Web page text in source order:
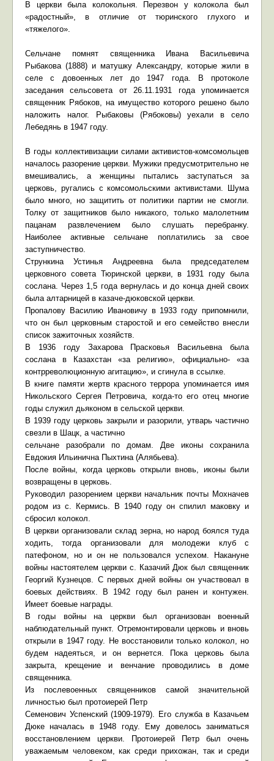
В церкви была колокольня. Перезвон у колокола был
«радостный», в отличие от тюринского глухого и
«тяжелого».
Сельчане помнят священника Ивана Васильевича
Рыбакова (1888) и матушку Александру, которые жили в
селе с довоенных лет до 1947 года. В протоколе
заседания сельсовета от 26.11.1931 года упоминается
священник Рябоков, на имущество которого решено было
наложить налог. Рыбаковы (Рябоковы) уехали в село
Лебедянь в 1947 году.
В годы коллективизации силами активистов-комсомольцев
началось разорение церкви. Мужики предусмотрительно не
вмешивались, а женщины пытались заступаться за
церковь, ругались с комсомольскими активистами. Шума
было много, но защитить от политики партии не смогли.
Толку от защитников было никакого, только малолетним
пацанам развлечением было слушать перебранку.
Наиболее активные сельчане поплатились за свое
заступничество.
Стрункина Устинья Андреевна была председателем
церковного совета Тюринской церкви, в 1931 году была
сослана. Через 1,5 года вернулась и до конца дней своих
была алтарницей в казаче-дюковской церкви.
Пропалову Василию Ивановичу в 1933 году припомнили,
что он был церковным старостой и его семейство внесли
список зажиточных хозяйств.
В 1936 году Захарова Прасковья Васильевна была
сослана в Казахстан «за религию», официально- «за
контрреволюционную агитацию», и сгинула в ссылке.
В книге памяти жертв красного террора упоминается имя
Никольского Сергея Петровича, когда-то его отец многие
годы служил дьяконом в сельской церкви.
В 1939 году церковь закрыли и разорили, утварь частично
свезли в Шацк, а частично
сельчане разобрали по домам. Две иконы сохранила
Евдокия Ильинична Пыхтина (Алябьева).
После войны, когда церковь открыли вновь, иконы были
возвращены в церковь.
Руководил разорением церкви начальник почты Мохначев
родом из с. Кермись. В 1940 году он спилил маковку и
сбросил колокол.
В церкви организовали склад зерна, но народ боялся туда
ходить, тогда организовали для молодежи клуб с
патефоном, но и он не пользовался успехом. Накануне
войны настоятелем церкви с. Казачий Дюк был священник
Георгий Кузнецов. С первых дней войны он участвовал в
боевых действиях. В 1942 году был ранен и контужен.
Имеет боевые награды.
В годы войны на церкви был организован военный
наблюдательный пункт. Отремонтировали церковь и вновь
открыли в 1947 году. Не восстановили только колокол, но
будем надеяться, и он вернется. Пока церковь была
закрыта, крещение и венчание проводились в доме
священника.
Из послевоенных священников самой значительной
личностью был протоиерей Петр
Семенович Успенский (1909-1979). Его служба в Казачьем
Дюке началась в 1948 году. Ему довелось заниматься
восстановлением церкви. Протоиерей Петр был очень
уважаемым человеком, как среди прихожан, так и среди